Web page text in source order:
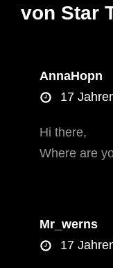
von Star
AnnaHopn
says:17
Hi there,
Where are
Mr_werns
says:17